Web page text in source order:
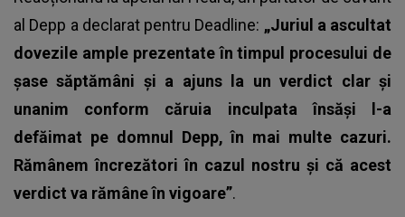
al Depp a declarat pentru Deadline: „Juriul a ascultat
dovezile ample prezentate în timpul procesului de
șase săptămâni și a ajuns la un verdict clar și
unanim conform căruia inculpata însăși l-a
defăimat pe domnul Depp, în mai multe cazuri.
Rămânem încrezători în cazul nostru și că acest
verdict va rămâne în vigoare”.